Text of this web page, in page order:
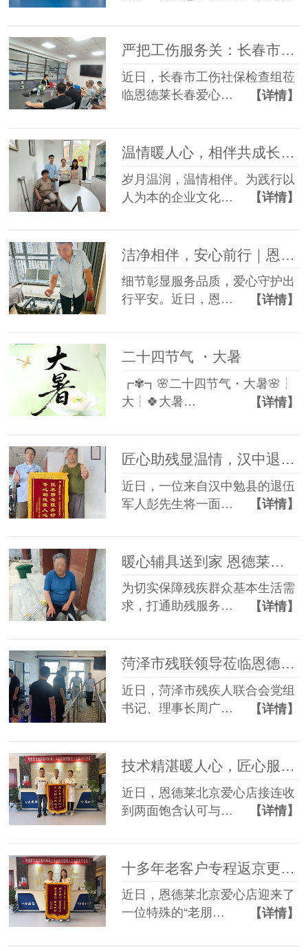
严把工伤服务关：长春市社保检查组赴恩德莱爱心店督导档案工作
近日，长春市工伤社保检查组莅
临恩德莱长春爱心…
【详情】
温情暖人心，相伴共成长——恩德莱邢台爱心店举办员工生日会
岁月温润，温情相伴。为践行以
人为本的企业文化…
【详情】
细节彰显服务品质，爱心守护出
行平安。近日，恩…
【详情】
二十四节气 ・大暑
┏✾┓🌸二十四节气・大暑🌸┆
大┆🍀大暑…
【详情】
匠心助残显温情，汉中退伍军人送锦旗点赞恩德莱
近日，一位来自汉中勉县的退伍
军人彭先生将一面…
【详情】
暖心辅具送到家 恩德莱贴心服务助残疾人向阳前行
为切实保障残疾群众基本生活需
求，打通助残服务…
【详情】
菏泽市残联领导莅临恩德莱爱心店调研指导，共绘助残服务新篇章
近日，菏泽市残疾人联合会党组
书记、理事长周广…
【详情】
技术精湛暖人心，匠心服务获认可｜恩德莱北京公司连收两面感谢锦旗
近日，恩德莱北京爱心店接连收
到两面饱含认可与…
【详情】
十多年老客户专程返京更换接受腔，恩德莱北京爱心店再获锦旗赞誉
近日，恩德莱北京爱心店迎来了
一位特殊的“老朋…
【详情】